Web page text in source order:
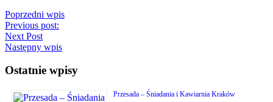
Poprzedni wpis
Previous post:
Next Post
Następny wpis
Ostatnie wpisy
Przesada – Śniadania i Kawiarnia Kraków